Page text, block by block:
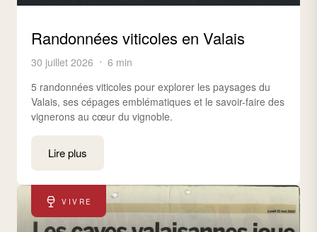
Randonnées viticoles en Valais
30 juillet 2026
6 min
5 randonnées viticoles pour explorer les paysages du
Valais, ses cépages emblématiques et le savoir-faire des
vignerons au cœur du vignoble.
Lire plus
VIVRE